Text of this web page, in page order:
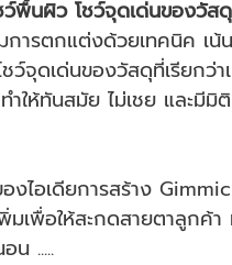
พื้นผิว โชว์จุดเด่นของวัสดุ
การตกแต่งด้วยเทคนิค
ชว์จุดเด่นของวัสดุที่เรียก
ำให้ทันสมัย ไม่เชย และมี
ไอเดียการสร้าง
เพื่อให้สะกดสายตาลูกค้า
น .....